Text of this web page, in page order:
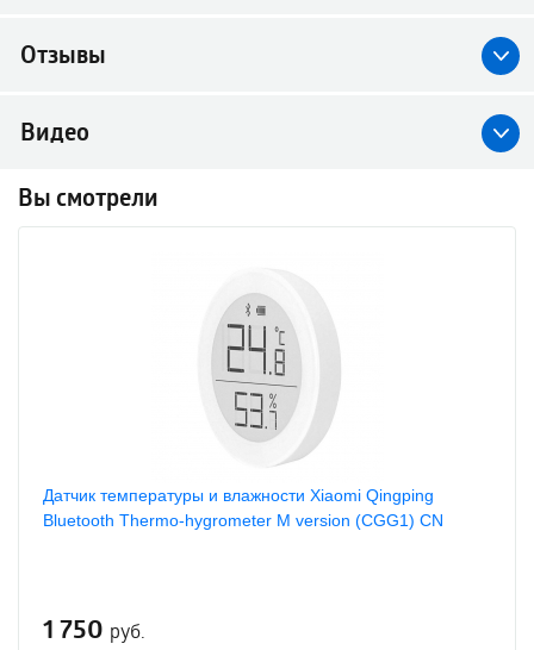
Отзывы
Видео
Вы смотрели
Датчик температуры и влажности Xiaomi Qingping
Bluetooth Thermo-hygrometer M version (CGG1) CN
1 750 руб.